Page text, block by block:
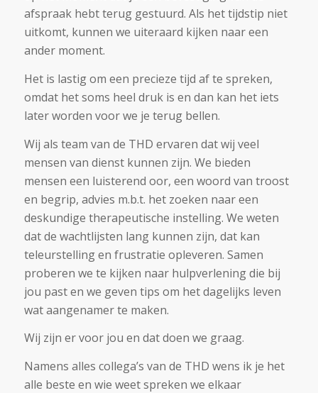
afspraak hebt terug gestuurd. Als het tijdstip niet
uitkomt, kunnen we uiteraard kijken naar een
ander moment.
Het is lastig om een precieze tijd af te spreken,
omdat het soms heel druk is en dan kan het iets
later worden voor we je terug bellen.
Wij als team van de THD ervaren dat wij veel
mensen van dienst kunnen zijn. We bieden
mensen een luisterend oor, een woord van troost
en begrip, advies m.b.t. het zoeken naar een
deskundige therapeutische instelling. We weten
dat de wachtlijsten lang kunnen zijn, dat kan
teleurstelling en frustratie opleveren. Samen
proberen we te kijken naar hulpverlening die bij
jou past en we geven tips om het dagelijks leven
wat aangenamer te maken.
Wij zijn er voor jou en dat doen we graag.
Namens alles collega’s van de THD wens ik je het
alle beste en wie weet spreken we elkaar